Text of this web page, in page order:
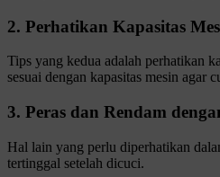
2. Perhatikan Kapasitas
Tips yang kedua adalah perhatikan
sesuai dengan kapasitas mesin agar
3. Peras dan Rendam
Hal lain yang perlu diperhatikan
tertinggal setelah dicuci.